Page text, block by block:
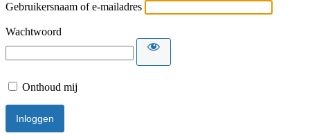
Gebruikersnaam of e-mailadres
Wachtwoord
Onthoud mij